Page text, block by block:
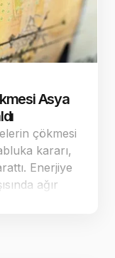
Asya
çökmesi
kararı,
Enerjiye
ağır